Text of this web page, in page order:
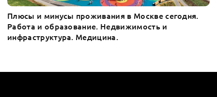
Плюсы и минусы проживания в Москве сегодня.
Работа и образование. Недвижимость и
инфраструктура. Медицина.